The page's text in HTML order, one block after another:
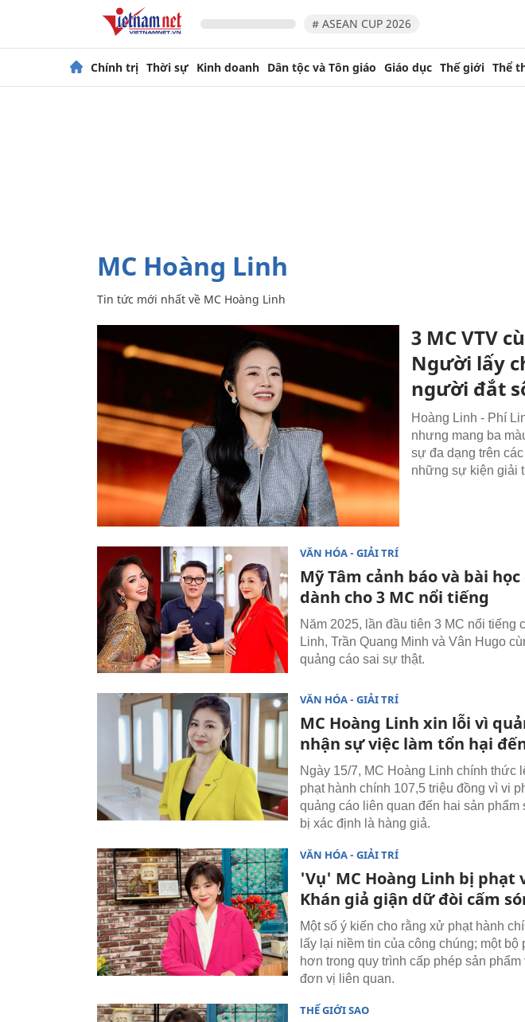
# ASEAN CUP 2026
Chính trị Thời sự Kinh doanh Dân tộc và Tôn giáo Giáo dục Thế giới Thể
MC Hoàng Linh
Tin tức mới nhất về MC Hoàng Linh
3 MC VTV
Người lấy
người đắt
Hoàng Linh - Phí
nhưng mang ba
sự đa dạng trên
những sự kiện giải
VĂN HÓA - GIẢI TRÍ
Mỹ Tâm cảnh báo và bài
dành cho 3 MC nổi tiếng
Năm 2025, lần đầu tiên 3 MC nổi tiếng
Linh, Trần Quang Minh và Vân Hugo
quảng cáo sai sự thật.
VĂN HÓA - GIẢI TRÍ
MC Hoàng Linh xin lỗi vì
nhận sự việc làm tổn hại
Ngày 15/7, MC Hoàng Linh chính thức
phạt hành chính 107,5 triệu đồng vì vi
quảng cáo liên quan đến hai sản
bị xác định là hàng giả.
VĂN HÓA - GIẢI TRÍ
'Vụ' MC Hoàng Linh bị phạt
Khán giả giận dữ đòi cấm
Một số ý kiến cho rằng xử phạt hành
lấy lại niềm tin của công chúng; một
hơn trong quy trình cấp phép sản
đơn vị liên quan.
THẾ GIỚI SAO